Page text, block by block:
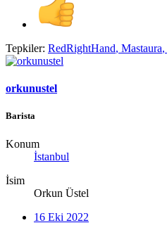
Tepkiler: RedRightHand, Mastaura,
orkunustel
Barista
Konum
İstanbul
İsim
Orkun Üstel
16 Eki 2022